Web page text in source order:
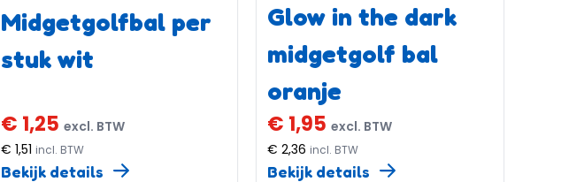
Midgetgolfbal per
stuk wit
€ 1,25 excl. BTW
€ 1,51 incl. BTW
Bekijk details
Glow in the dark
midgetgolf bal
oranje
€ 1,95 excl. BTW
€ 2,36 incl. BTW
Bekijk details